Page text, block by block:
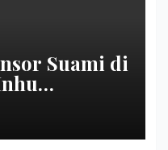
Suami di
berdua